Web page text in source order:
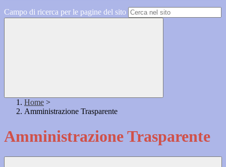
Campo di ricerca per le pagine del sito
Home >
Amministrazione Trasparente
Amministrazione Trasparente